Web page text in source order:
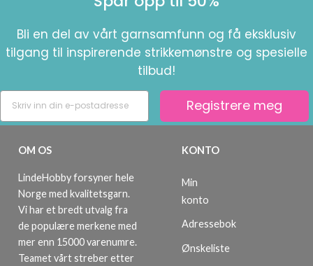
Bli en del av vårt garnsamfunn og få eksklusiv
tilgang til inspirerende strikkemønstre og spesielle
tilbud!
Registrere meg
OM OS
LindeHobby forsyner hele
Norge med kvalitetsgarn.
Vi har et bredt utvalg fra
de populære merkene med
mer enn 15000 varenumre.
Teamet vårt streber etter
KONTO
Min
konto
Adressebok
Ønskeliste